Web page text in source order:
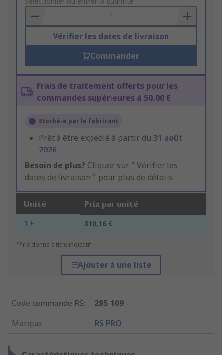
to
Basket
Vérifier les dates de livraison
Commander
Frais de traitement offerts pour les
commandes supérieures à 50,00 €
Stocké-e par le fabricant
Prêt à être expédié à partir du 31 août
2026
Besoin de plus? Cliquez sur " Vérifier les
dates de livraison " pour plus de détails
Unité Prix par unité
1 + 810,16 €
*Prix donné à titre indicatif
Ajouter à une liste
Code commande RS:
285-109
Marque: RS PRO